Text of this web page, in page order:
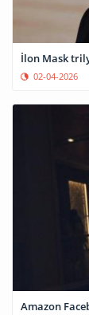
İlon Mask
02-04-2026
Amazon